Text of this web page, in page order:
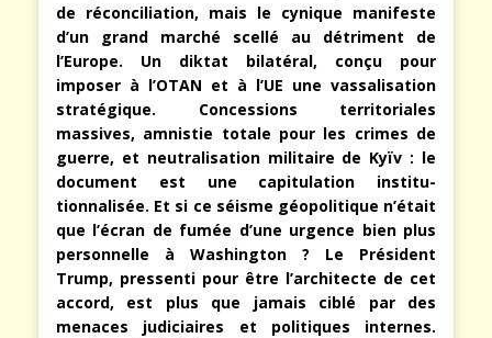
de réconciliation, mais le cynique manifeste
d’un grand marché scellé au détriment de
l’Europe. Un diktat bilatéral, conçu pour
imposer à l’OTAN et à l’UE une vassalisation
stratégique. Concessions territoriales
massives, amnistie totale pour les crimes de
guerre, et neutralisation militaire de Kyïv : le
document est une capitulation institu-
tionnalisée. Et si ce séisme géopolitique n’était
que l’écran de fumée d’une urgence bien plus
personnelle à Washington ? Le Président
Trump, pressenti pour être l’architecte de cet
accord, est plus que jamais ciblé par des
menaces judiciaires et politiques internes.